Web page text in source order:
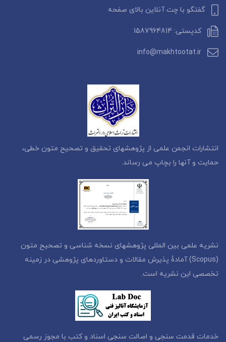
گفتگو با چت آنلاین بالای صفحه
کدپستی: 1587964814
info@makhtootat.ir
انتشارات انجمن علمی از پژوهشهای تحقیق و تصحیح متون خطی،
حمایت و آنها را بچاپ می رساند.
نشریه علمی بین المللی پژوهشهای نسخه شناسی و تصحیح متون
(Scopus) آمادۀ پذیرش مقالات و دستاوردهای پژوهشی در زمینه
تخصصی این نشریه است.
خدمات قدمت سنجی و اصالت سنجی اسناد و کتب با مجوز رسمی